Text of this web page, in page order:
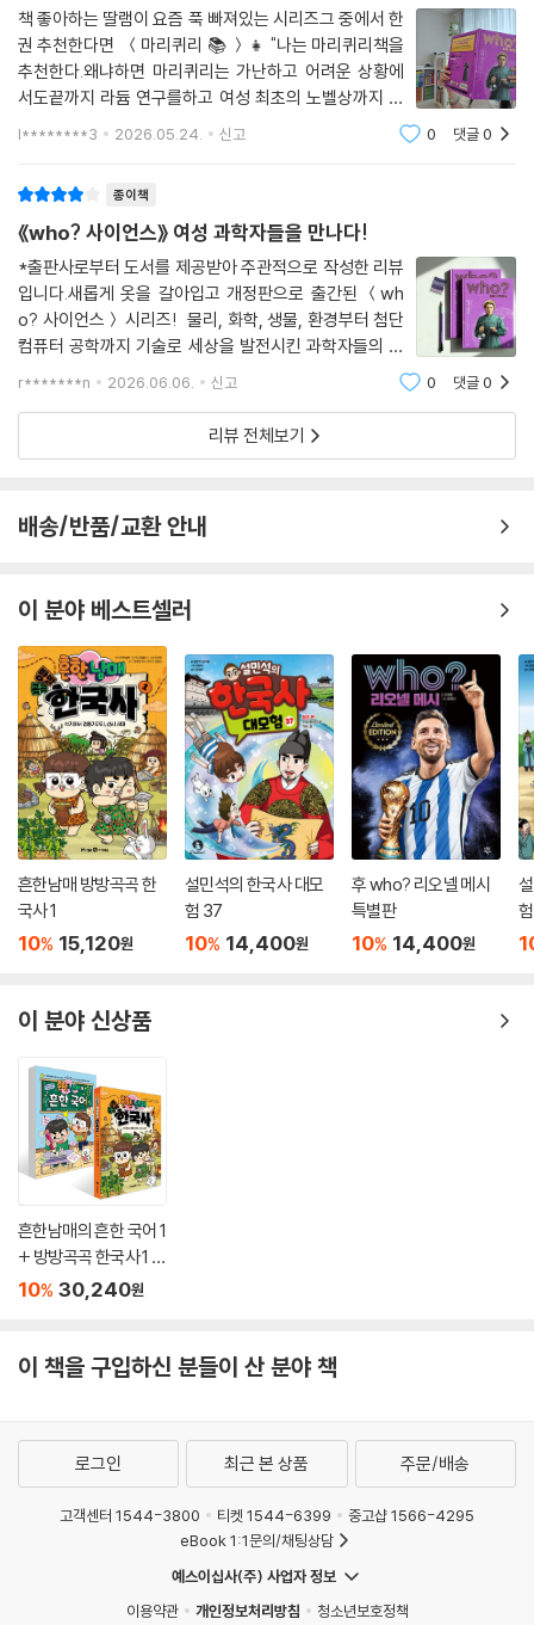
책 좋아하는 딸램이 요즘 푹 빠져있는 시리즈그 중에서 한
권 추천한다면 ＜마리퀴리 📚 ＞👧 "나는 마리퀴리책을
추천한다.왜냐하면 마리퀴리는 가난하고 어려운 상황에
서도끝까지 라듐 연구를하고 여성 최초의 노벨상까지 받
았기 때문이다."1867년, 러시아의 지배를 받던 폴란드 바
l********3 2026.05.24. 신고 0 댓글0
종이책
《who? 사이언스》 여성 과학자들을 만나다!
*출판사로부터 도서를 제공받아 주관적으로 작성한 리뷰
입니다.새롭게 옷을 갈아입고 개정판으로 출간된 ＜wh
o? 사이언스＞ 시리즈! 물리, 화학, 생물, 환경부터 첨단
컴퓨터 공학까지 기술로 세상을 발전시킨 과학자들의 이
야기를 담고 있는 '사이언스' 시리즈에서 이번에 골라본
수상자인 마리 퀴리와 침팬지와 친구가 된 세계
r*******n 2026.06.06. 신고 0 댓글0
리뷰 전체보기
배송/반품/교환 안내
이 분야 베스트셀러
흔한남매 방방곡곡 한
국사 1
10% 15,120원
설민석의 한국사 대모
험 37
10% 14,400원
후 who? 리오넬 메시
특별판
10% 14,400원
이 분야 신상품
흔한남매의 흔한 국어 1
+ 방방곡곡 한국사 1 세
트
10% 30,240원
이 책을 구입하신 분들이 산 분야 책
로그인 최근 본 상품 주문/배송
고객센터 1544-3800 티켓 1544-6399
중고샵 1566-4295
eBook 1:1문의/채팅상담
예스이십사(주) 사업자 정보
이용약관
개인정보처리방침 청소년보호정책